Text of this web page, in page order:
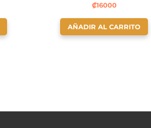
₡16000
AÑADIR AL CARRITO